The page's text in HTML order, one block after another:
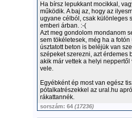
Ha bírsz lepukkant mocikkal,
működik. A baj az, hogy az
ugyane célból, csak különleges
emberi árban. :-(
Azt meg gondolom mondanom
sem tökéletesek, még ha a
úsztatott beton is beléjük van
szépeket szerezni, azt érdemes
akik már vettek a helyi
vele.
Egyébként ép most van egész
pótalkatrészekkel az ural.hu
rákattannék.
sorszám: 64 (17236)